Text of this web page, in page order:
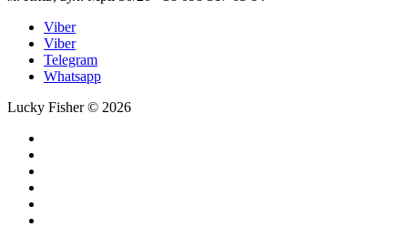
Viber
Viber
Telegram
Whatsapp
Lucky Fisher © 2026